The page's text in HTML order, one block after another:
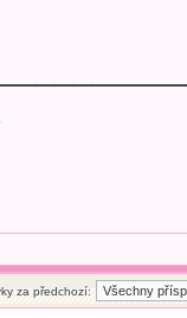
za předchozí: